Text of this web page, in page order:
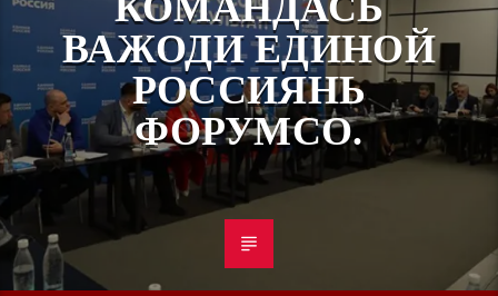
ВАЖОДИ ЕДИНОЙ
РОССИЯНЬ
ФОРУМСО.